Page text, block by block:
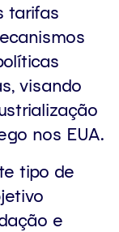
tarifas
visando
nos EUA.
tipo de
e